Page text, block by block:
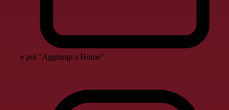
e poi "Aggiungi a Home"